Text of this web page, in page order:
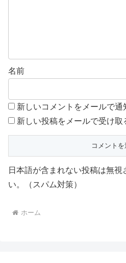
名前
新しいコメントをメールで通
新しい投稿をメールで受け取
日本語が含まれない投稿は無視
い。（スパム対策）
ホーム